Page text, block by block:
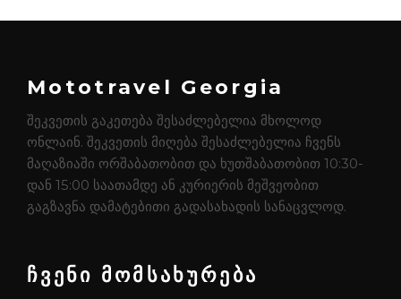
Mototravel Georgia
შეკვეთის გაკეთება შესაძლებელია მხოლოდ
ონლაინ. შეკვეთის მიღება შესაძლებელია ჩვენს
მაღაზიაში ორშაბათობით და ხუთშაბათობით 10:30-
დან 15:00 საათამდე ან კურიერის მეშვეობით
გაგზავნა დამატებითი გადასახადის სანაცვლოდ.
ჩვენი მომსახურება